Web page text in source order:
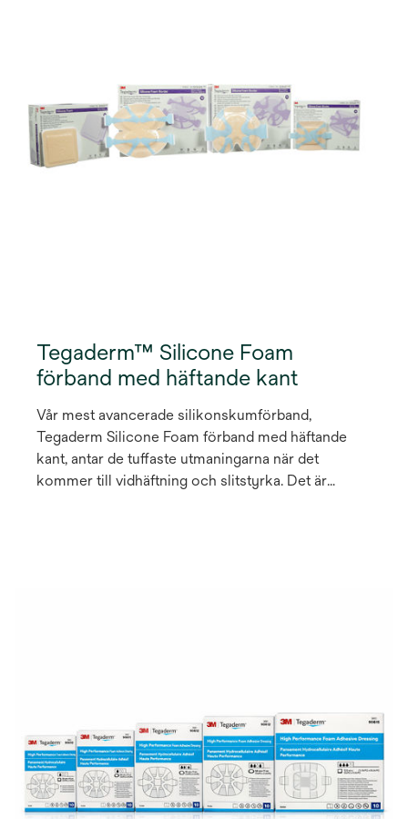
för att upprätthålla en optimal sårläkningsmiljö.
Tegaderm™ Silicone Foam
förband med häftande kant
Vår mest avancerade silikonskumförband,
Tegaderm Silicone Foam förband med häftande
kant, antar de tuffaste utmaningarna när det
kommer till vidhäftning och slitstyrka. Det är